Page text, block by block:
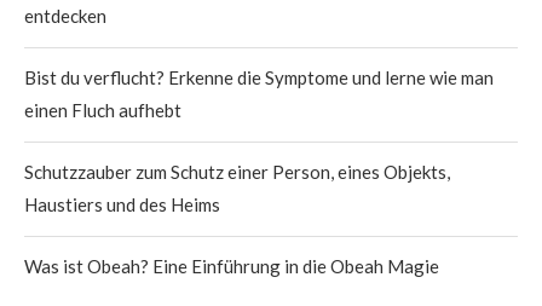
entdecken
Bist du verflucht? Erkenne die Symptome und lerne wie man
einen Fluch aufhebt
Schutzzauber zum Schutz einer Person, eines Objekts,
Haustiers und des Heims
Was ist Obeah? Eine Einführung in die Obeah Magie